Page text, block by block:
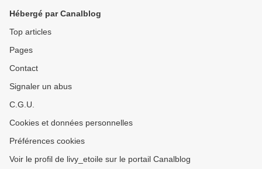
Hébergé par Canalblog
Top articles
Pages
Contact
Signaler un abus
C.G.U.
Cookies et données personnelles
Préférences cookies
Voir le profil de livy_etoile sur le portail Canalblog